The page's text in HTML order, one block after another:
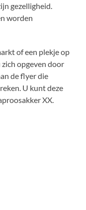
gezelligheid.
worden
of een plekje op
opgeven door
de flyer die
U kunt deze
XX.